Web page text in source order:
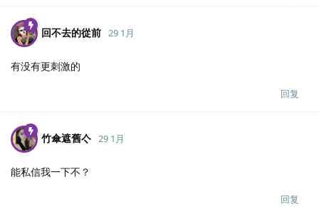
回不去的從前 29 1月
有没有更刺激的
回复
竹傘遮舊亽 29 1月
能私信我一下不？
回复